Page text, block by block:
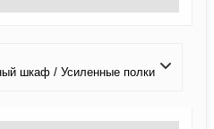
шкаф / Усиленные полки